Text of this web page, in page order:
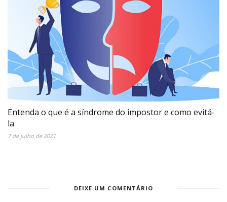
Entenda o que é a síndrome do impostor e como evitá-
la
7 de julho de 2021
DEIXE UM COMENTÁRIO